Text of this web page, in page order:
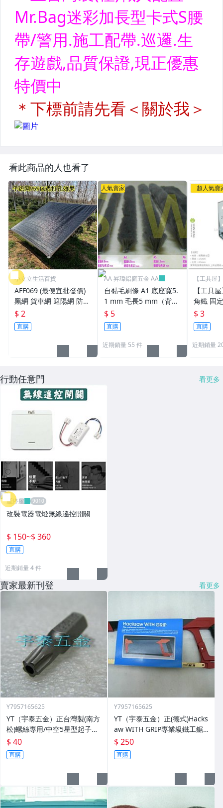
看此商品的人也看了
小立立生活百貨
AFF069 (最便宜批發價)
黑網 貨車網 遮陽網 防曬
網 隔熱網 遮光網 種菜網
針織黑網 蘭花網 溫室網
遮陽布
$ 2
直購
人氣賣家
AA 昇瑋鋁窗五金 AA
自黏毛刷條 A1 底座寛5.
1 mm 毛長5 mm（背
膠）毛刷條 防撞條 門邊
條 氣密條 門縫條 防震條
隔音條 毛條
$ 5
直購
近期銷量 55 件
超人氣賣
【工具屋
【工具
角鐵 固
加強 補
支撐 直
$ 3
直購
近期銷量
行動任意門 看更多
雁渟屋
改裝電器電燈無線遙控開關
$ 150~$ 360
直購
近期銷量 4 件
賣家最新刊登 看更多
Y7957165625
YT（宇泰五金）正台灣製(南方
松)螺絲專用/中空5星型起子頭/
六角柄中空5星型起子頭/特價
中
$ 40
直購
Y7957165625
YT（宇泰五金）正(德式)Hacks
aw WITH GRIP專業級鐵工鋸
弓+德國原裝進口鋸片/品質保
證/清倉大特賣
$ 250
直購